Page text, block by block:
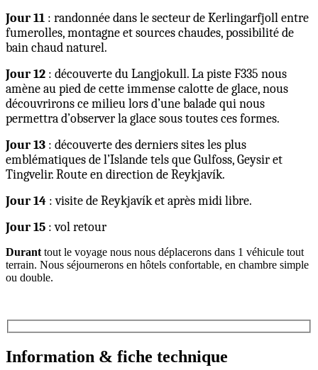
Jour 11 : randonnée dans le secteur de Kerlingarfjoll entre
fumerolles, montagne et sources chaudes, possibilité de
bain chaud naturel.
Jour 12 : découverte du Langjokull. La piste F335 nous
amène au pied de cette immense calotte de glace, nous
découvrirons ce milieu lors d’une balade qui nous
permettra d’observer la glace sous toutes ces formes.
Jour 13 : découverte des derniers sites les plus
emblématiques de l’Islande tels que Gulfoss, Geysir et
Tingvelir. Route en direction de Reykjavík.
Jour 14 : visite de Reykjavík et après midi libre.
Jour 15 : vol retour
Durant tout le voyage nous nous déplacerons dans 1 véhicule tout
terrain. Nous séjournerons en hôtels confortable, en chambre simple
ou double.
Information & fiche technique